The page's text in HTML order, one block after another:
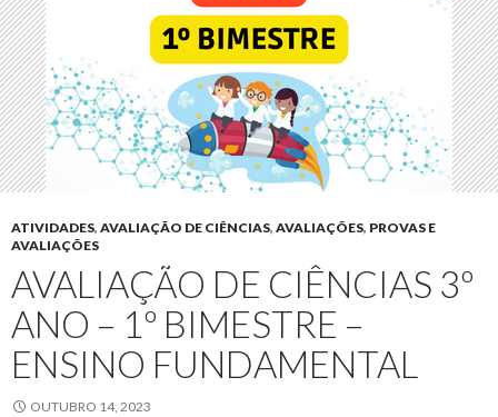
ATIVIDADES, AVALIAÇÃO DE CIÊNCIAS, AVALIAÇÕES, PROVAS E
AVALIAÇÕES
AVALIAÇÃO DE CIÊNCIAS 3º
ANO – 1º BIMESTRE –
ENSINO FUNDAMENTAL
OUTUBRO 14, 2023